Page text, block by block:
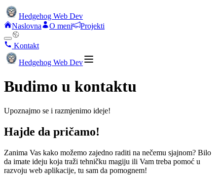
Hedgehog Web Dev
Naslovna
O meni Projekti
Kontakt
Hedgehog Web Dev
Budimo u kontaktu
Upoznajmo se i razmjenimo ideje!
Hajde da pričamo!
Zanima Vas kako možemo zajedno raditi na nečemu sjajnom? Bilo
da imate ideju koja traži tehničku magiju ili Vam treba pomoć u
razvoju web aplikacije, tu sam da pomognem!